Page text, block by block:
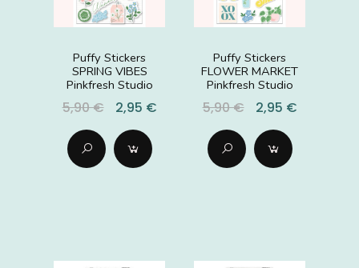
Puffy Stickers
SPRING VIBES
Pinkfresh Studio
5,90 € 2,95 €
Puffy Stickers
FLOWER MARKET
Pinkfresh Studio
5,90 € 2,95 €